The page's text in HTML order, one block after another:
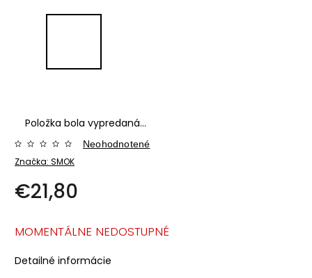
Položka bola vypredaná…
Značka: SMOK
Neohodnotené
€21,80
MOMENTÁLNE NEDOSTUPNÉ
Detailné informácie